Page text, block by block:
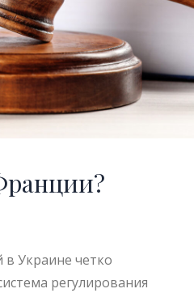
в Украине четко
регулирования